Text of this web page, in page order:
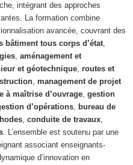
intégrant des approches
La formation combine
avancée, couvrant des
bâtiment tous corps d’état,
, aménagement et
et géotechnique, routes et
, management de projet
à maîtrise d’ouvrage, gestion
d’opérations, bureau de
, conduite de travaux,
. L’ensemble est soutenu par une
associant enseignants-
d’innovation en